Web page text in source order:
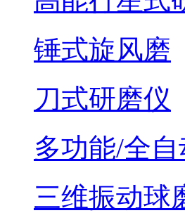
锤式旋风磨
刀式研磨仪
多功能/全
三维振动球